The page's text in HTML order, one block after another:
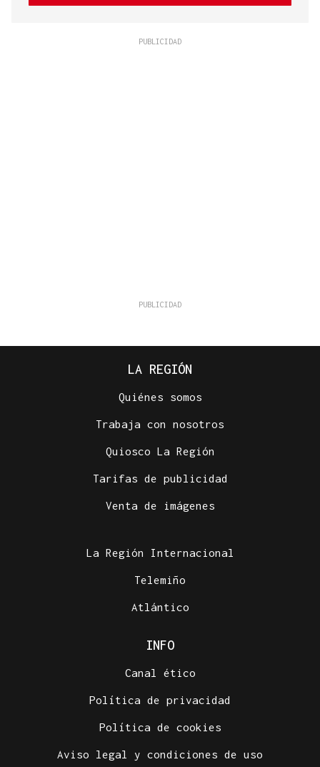
LA REGIÓN
Quiénes somos
Trabaja con nosotros
Quiosco La Región
Tarifas de publicidad
Venta de imágenes
La Región Internacional
Telemiño
Atlántico
INFO
Canal ético
Política de privacidad
Política de cookies
Aviso legal y condiciones de uso